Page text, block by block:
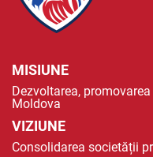
MISIUNE
Dezvoltarea,
Moldova
VIZIUNE
Consolidarea societății